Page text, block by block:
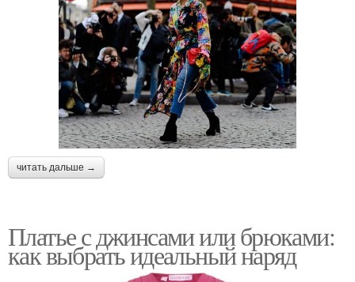
читать дальше →
Платье с джинсами или брюками:
как выбрать идеальный наряд